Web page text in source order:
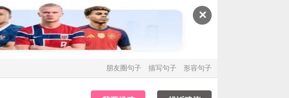
✕
形容句子
描写句子
朋友圈句子